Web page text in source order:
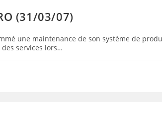
(31/03/07)
une maintenance de son système de
services lors…